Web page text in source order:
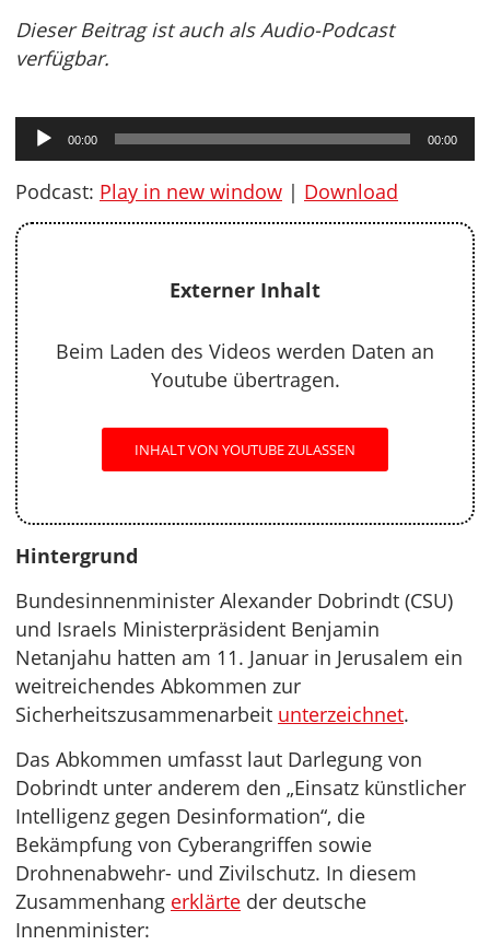
Dieser Beitrag ist auch als Audio-Podcast
verfügbar.
Audio-
Player
00:00 00:00
Podcast: Play in new window | Download
Externer Inhalt
Beim Laden des Videos werden Daten an
Youtube übertragen.
INHALT VON YOUTUBE ZULASSEN
Hintergrund
Bundesinnenminister Alexander Dobrindt (CSU)
und Israels Ministerpräsident Benjamin
Netanjahu hatten am 11. Januar in Jerusalem ein
weitreichendes Abkommen zur
Sicherheitszusammenarbeit unterzeichnet.
Das Abkommen umfasst laut Darlegung von
Dobrindt unter anderem den „Einsatz künstlicher
Intelligenz gegen Desinformation“, die
Bekämpfung von Cyberangriffen sowie
Drohnenabwehr- und Zivilschutz. In diesem
Zusammenhang erklärte der deutsche
Innenminister: